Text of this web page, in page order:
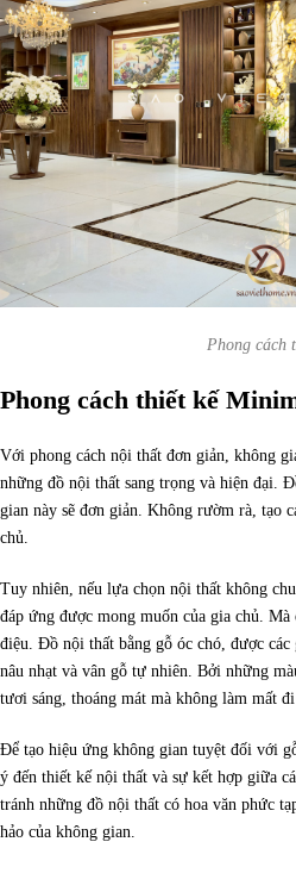
Phong cách
Phong cách thiết kế
Với phong cách nội thất đơn giản, không
những đồ nội thất sang trọng và hiện đại.
gian này sẽ đơn giản. Không rườm rà, tạo
chủ.
Tuy nhiên, nếu lựa chọn nội thất không
đáp ứng được mong muốn của gia chủ.
điệu. Đồ nội thất bằng gỗ óc chó, được
nâu nhạt và vân gỗ tự nhiên. Bởi những
tươi sáng, thoáng mát mà không làm mất
Để tạo hiệu ứng không gian tuyệt đối với
ý đến thiết kế nội thất và sự kết hợp giữa
tránh những đồ nội thất có hoa văn phức
hảo của không gian.